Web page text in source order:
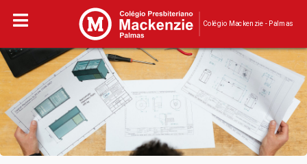
Colégio Mackenzie - Palmas